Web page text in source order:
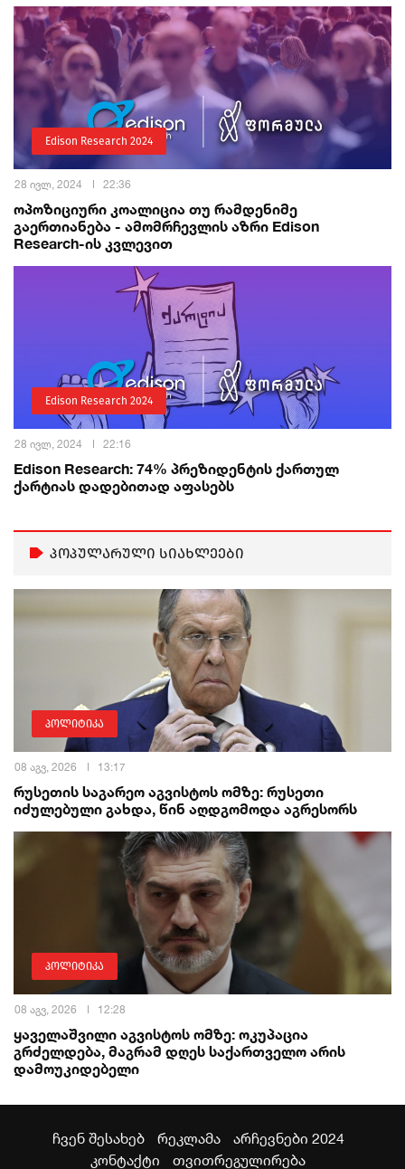
Edison Research 2024
28 ივლ, 2024 22:36
ოპოზიციური კოალიცია თუ რამდენიმე
გაერთიანება - ამომრჩევლის აზრი Edison
Research-ის კვლევით
Edison Research 2024
28 ივლ, 2024 22:16
Edison Research: 74% პრეზიდენტის ქართულ
ქარტიას დადებითად აფასებს
პოპულარული სიახლეები
პოლიტიკა
08 აგვ, 2026 13:17
რუსეთის საგარეო აგვისტოს ომზე: რუსეთი
იძულებული გახდა, წინ აღდგომოდა აგრესორს
პოლიტიკა
08 აგვ, 2026 12:28
ყაველაშვილი აგვისტოს ომზე: ოკუპაცია
გრძელდება, მაგრამ დღეს საქართველო არის
დამოუკიდებელი
ჩვენ შესახებ რეკლამა
არჩევნები 2024
კონტაქტი
თვითრეგულირება